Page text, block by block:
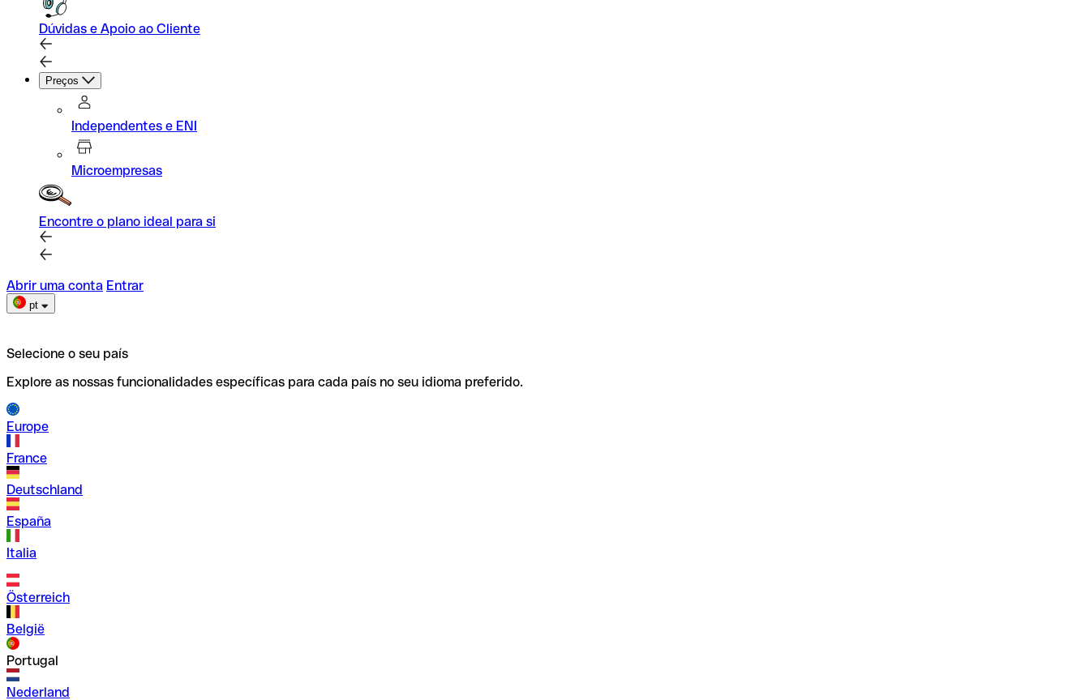
Dúvidas e Apoio ao Cliente
Preços
Independentes e ENI
Microempresas
Encontre o plano ideal para si
Abrir uma conta Entrar
pt
Selecione o seu país
Explore as nossas funcionalidades específicas para cada país no seu idioma preferido.
Europe
France
Deutschland
España
Italia
Österreich
België
Portugal
Nederland